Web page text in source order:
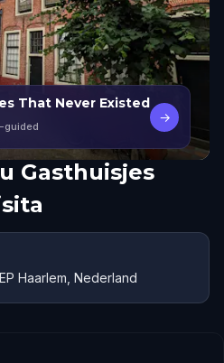
That Never Existed
guided
→
Gasthuisjes
Haarlem, Nederland